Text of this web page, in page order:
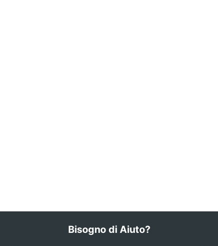
Bisogno di Aiuto?